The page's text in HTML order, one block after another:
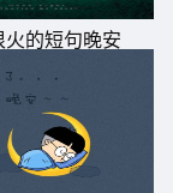
火的短句晚安